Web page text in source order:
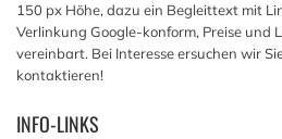
150 px Höhe, dazu ein Begleittext mit
Verlinkung Google-konform, Preise und
vereinbart. Bei Interesse ersuchen wir
kontaktieren!
INFO-LINKS